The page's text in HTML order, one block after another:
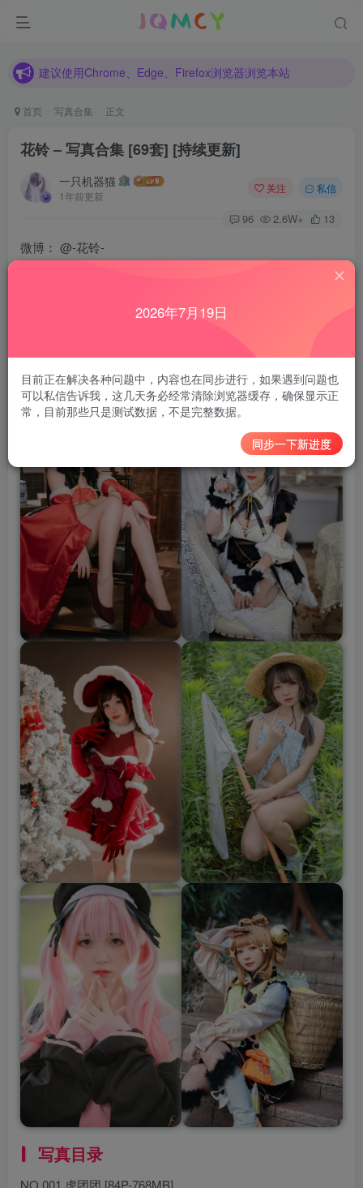
建议使用Chrome、Edge、Firefox浏览器浏览本站
建议使用Chrome、Edge、Firefox浏览器浏览本站
首页 写真合集 正文
花铃 – 写真合集 [69套] [持续更新]
一只机器猫
1年前更新
关注 私信
96 2.6W+ 13
微博： @-花铃-
2025年03月23日更新
预览图
写真目录
NO.001 虎团团 [84P-768MB]
2026年7月19日
目前正在解决各种问题中，内容也在同步进行，如果遇到问题也
可以私信告诉我，这几天务必经常清除浏览器缓存，确保显示正
常，目前那些只是测试数据，不是完整数据。
同步一下新进度